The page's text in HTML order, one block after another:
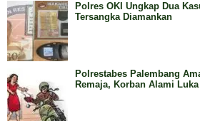
Polres OKI Ungkap Dua
Tersangka Diamankan
Polrestabes Palembang
Remaja, Korban Alami